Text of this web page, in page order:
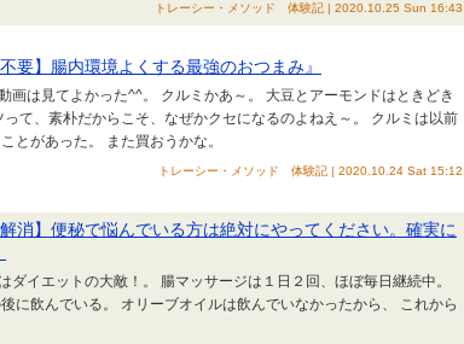
トレーシー・メソッド 体験記 | 2020.10.25 Sun 16:43
要】腸内環境よくする最強のおつまみ』
画は見てよかった^^。 クルミかあ～。 大豆とアーモンドはときどき
て、素朴だからこそ、なぜかクセになるのよねえ～。 クルミは以前
とがあった。 また買おうかな。
トレーシー・メソッド 体験記 | 2020.10.24 Sat 15:12
消】便秘で悩んでいる方は絶対にやってください。確実に
ダイエットの大敵！。 腸マッサージは１日２回、ほぼ毎日継続中。
に飲んでいる。 オリーブオイルは飲んでいなかったから、 これから